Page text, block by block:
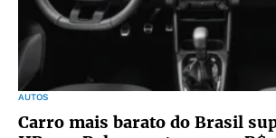
AUTOS
Carro mais barato do Brasil